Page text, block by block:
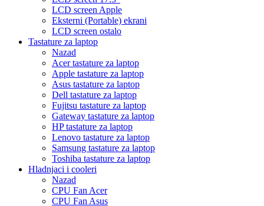
LCD screen Apple
Eksterni (Portable) ekrani
LCD screen ostalo
Tastature za laptop
Nazad
Acer tastature za laptop
Apple tastature za laptop
Asus tastature za laptop
Dell tastature za laptop
Fujitsu tastature za laptop
Gateway tastature za laptop
HP tastature za laptop
Lenovo tastature za laptop
Samsung tastature za laptop
Toshiba tastature za laptop
Hladnjaci i cooleri
Nazad
CPU Fan Acer
CPU Fan Asus